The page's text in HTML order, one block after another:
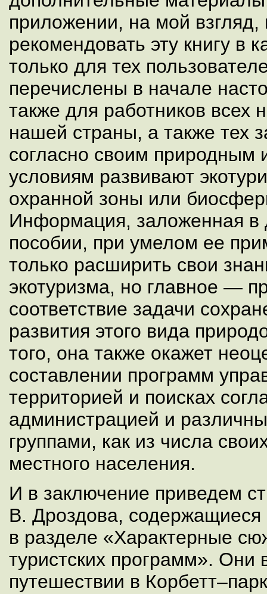
приложении, на мой взгляд,
рекомендовать эту книгу в
только для тех
перечислены в начале
также для работников всех
нашей страны, а также тех
согласно своим природным
условиям развивают
охранной зоны или
Информация, заложенная в
пособии, при умелом ее
только расширить свои
экотуризма, но главное —
соответствие задачи
развития этого вида
того, она также окажет
составлении программ
территорией и поисках
администрацией и
группами, как из числа
местного населения.
И в заключение приведем
В. Дроздова, содержащиеся
в разделе «Характерные
туристских программ». Они
путешествии в